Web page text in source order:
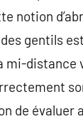
notion
gentils
distance
de